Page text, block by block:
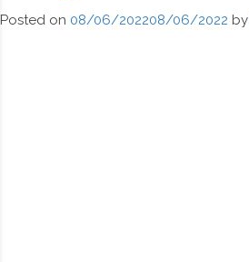
Posted on 08/06/202208/06/2022 by